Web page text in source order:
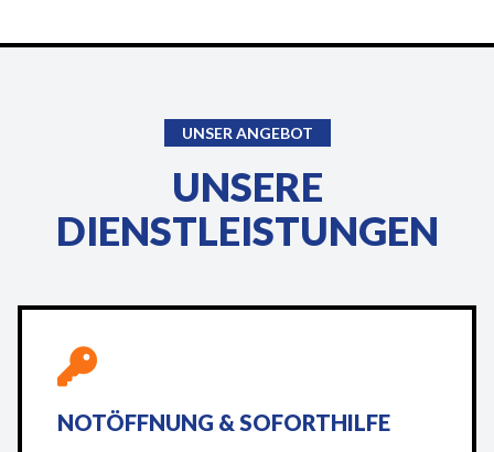
UNSER ANGEBOT
UNSERE
DIENSTLEISTUNGEN
NOTÖFFNUNG & SOFORTHILFE